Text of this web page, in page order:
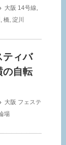
大阪 14号線,
, 橋, 淀川
ティバ
の自転
大阪 フェステ
場